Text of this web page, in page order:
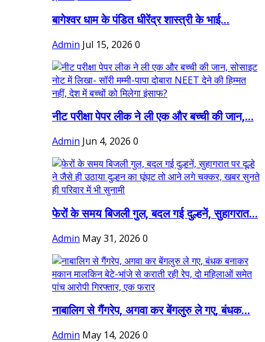
बागेश्वर धाम के पंडित धीरेंद्र शास्त्री के भाई...
Admin Jul 15, 2026 0
नीट परीक्षा पेपर लीक ने ली एक और बच्ची की जान,...
Admin Jun 4, 2026 0
फेरों के समय बिजली गुल, बदल गई दुल्हनें, सुहागरात...
Admin May 31, 2026 0
नाबालिग से गैंगरेप, अगवा कर बेंगलुरु ले गए, बंधक...
Admin May 14, 2026 0